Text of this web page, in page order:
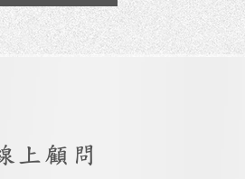
上顧問